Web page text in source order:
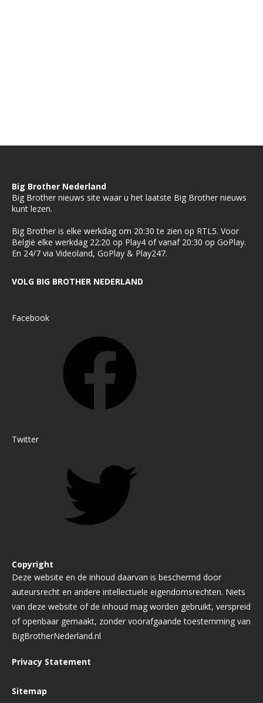
Big Brother Nederland
Big Brother nieuws site waar u het laatste Big Brother nieuws
kunt lezen.
Big Brother is elke werkdag om 20:30 te zien op RTL5. Voor
België elke werkdag 22:20 op Play4 of vanaf 20:30 op GoPlay.
En 24/7 via Videoland, GoPlay & Play247.
VOLG BIG BROTHER NEDERLAND
Facebook
Twitter
Copyright
Deze website en de inhoud daarvan is beschermd door
auteursrecht en andere intellectuele eigendomsrechten. Niets
van deze website of de inhoud mag worden gebruikt, verspreid
of openbaar gemaakt, zonder voorafgaande toestemming van
BigBrotherNederland.nl
Privacy Statement
Sitemap